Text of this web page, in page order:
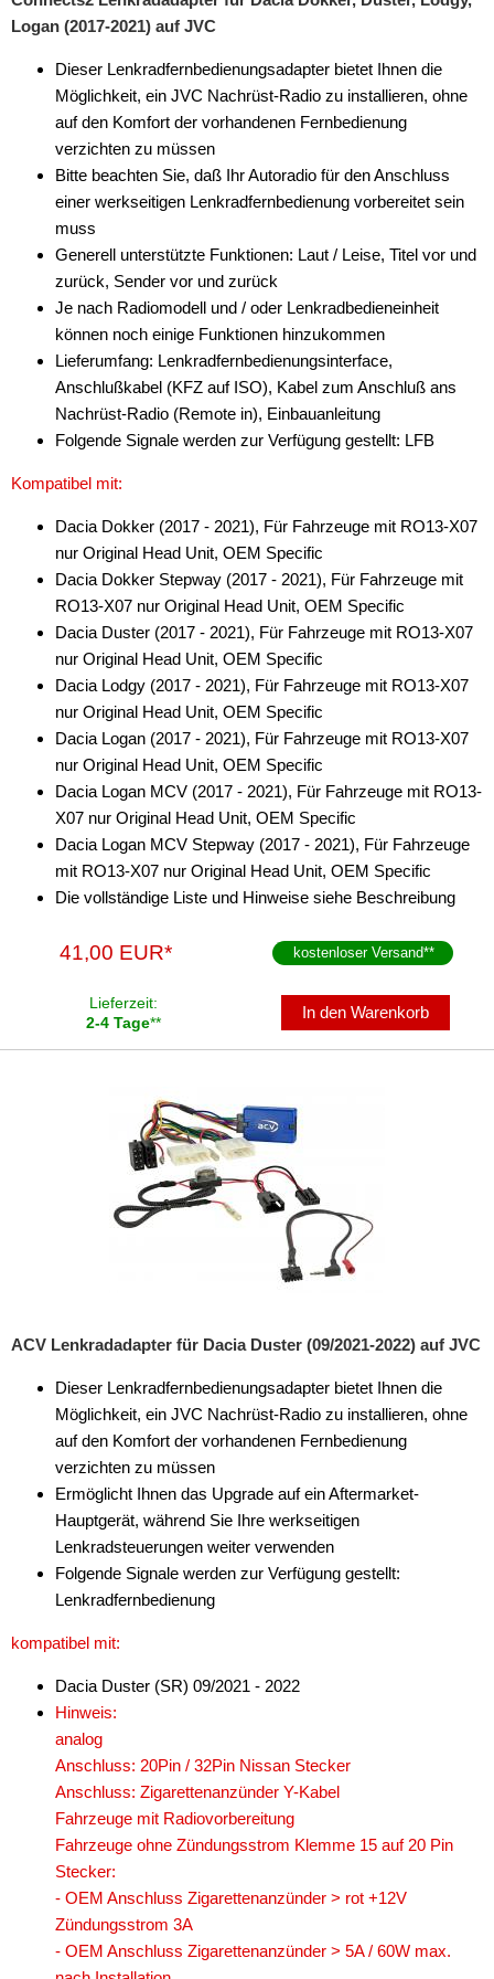
Marderschutz
Multimediainterface
Radioadapter
Radioblenden
Radiorahmen
SD-Adapter
Stromversorgung
USB-Adapter
Verstärker-Zubehör
Vorverstärkeradapter
Wechsler-Zubehör
Werkstatt
Logan (2017-2021) auf JVC
Dieser Lenkradfernbedienungsadapter bietet Ihnen die
Möglichkeit, ein JVC Nachrüst-Radio zu installieren, ohne
auf den Komfort der vorhandenen Fernbedienung
verzichten zu müssen
Bitte beachten Sie, daß Ihr Autoradio für den Anschluss
einer werkseitigen Lenkradfernbedienung vorbereitet sein
muss
Generell unterstützte Funktionen: Laut / Leise, Titel vor und
zurück, Sender vor und zurück
Je nach Radiomodell und / oder Lenkradbedieneinheit
können noch einige Funktionen hinzukommen
Lieferumfang: Lenkradfernbedienungsinterface,
Anschlußkabel (KFZ auf ISO), Kabel zum Anschluß ans
Nachrüst-Radio (Remote in), Einbauanleitung
Folgende Signale werden zur Verfügung gestellt: LFB
Kompatibel mit:
Dacia Dokker (2017 - 2021), Für Fahrzeuge mit RO13-X07
nur Original Head Unit, OEM Specific
Dacia Dokker Stepway (2017 - 2021), Für Fahrzeuge mit
RO13-X07 nur Original Head Unit, OEM Specific
Dacia Duster (2017 - 2021), Für Fahrzeuge mit RO13-X07
nur Original Head Unit, OEM Specific
Dacia Lodgy (2017 - 2021), Für Fahrzeuge mit RO13-X07
nur Original Head Unit, OEM Specific
Dacia Logan (2017 - 2021), Für Fahrzeuge mit RO13-X07
nur Original Head Unit, OEM Specific
Dacia Logan MCV (2017 - 2021), Für Fahrzeuge mit RO13-
X07 nur Original Head Unit, OEM Specific
Dacia Logan MCV Stepway (2017 - 2021), Für Fahrzeuge
mit RO13-X07 nur Original Head Unit, OEM Specific
Die vollständige Liste und Hinweise siehe Beschreibung
41,00 EUR* kostenloser Versand**
Lieferzeit:
2-4 Tage**
In den Warenkorb
ACV Lenkradadapter für Dacia Duster (09/2021-2022) auf JVC
Dieser Lenkradfernbedienungsadapter bietet Ihnen die
Möglichkeit, ein JVC Nachrüst-Radio zu installieren, ohne
auf den Komfort der vorhandenen Fernbedienung
verzichten zu müssen
Ermöglicht Ihnen das Upgrade auf ein Aftermarket-
Hauptgerät, während Sie Ihre werkseitigen
Lenkradsteuerungen weiter verwenden
Folgende Signale werden zur Verfügung gestellt:
Lenkradfernbedienung
kompatibel mit:
Dacia Duster (SR) 09/2021 - 2022
Hinweis:
analog
Anschluss: 20Pin / 32Pin Nissan Stecker
Anschluss: Zigarettenanzünder Y-Kabel
Fahrzeuge mit Radiovorbereitung
Fahrzeuge ohne Zündungsstrom Klemme 15 auf 20 Pin
Stecker:
- OEM Anschluss Zigarettenanzünder > rot +12V
Zündungsstrom 3A
- OEM Anschluss Zigarettenanzünder > 5A / 60W max.